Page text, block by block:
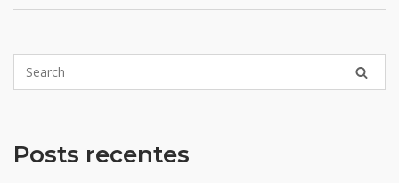
Posts recentes